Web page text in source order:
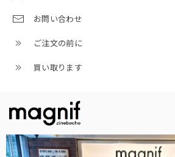
お問い合わせ
ご注文の前に
買い取ります